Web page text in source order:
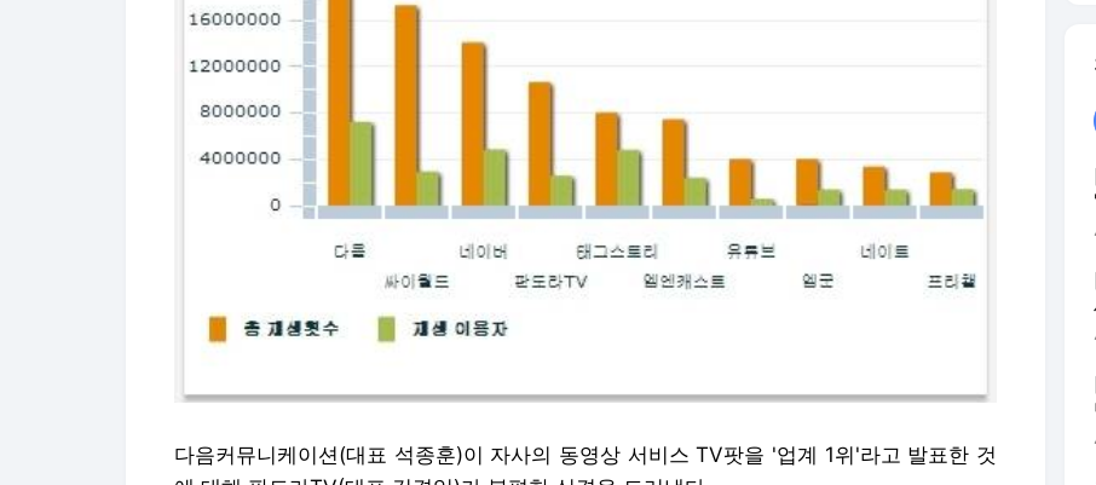
다음커뮤니케이션(대표 석종훈)이 자사의 동영상 서비스 TV팟을 '업계 1위'라고 발표한 것